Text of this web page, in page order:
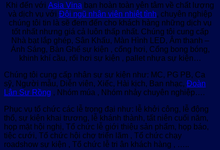
Khi đến với Asia Vina bạn hoàn toàn yên tâm về chất lượng
và dịch vụ với Đội ngũ nhân viên nhiệt tình, chuyên nghiệp
chúng tôi tin là sẽ đem đến cho khách hàng những dịch vụ
tốt nhất nhưng giá cả luôn thấp nhất. Chúng tôi cung cấp
Nhà bạt lắp ghép, Sân Khấu, Màn Hình LED, Âm thanh –
Ánh Sáng, Bàn Ghế sự kiện , cổng hơi, Cổng bong bóng,
khinh khí cầu, rối hơi sự kiện , pallet nhựa sự kiện…
Chúng tôi cung cấp nhân sự sự kiện như: MC, PG PB, Ca
sỹ, Người mẫu, Diễn viên, Xiếc, Hài kịch, Ban nhạc, Đoàn
Lân Sư Rồng , Nhóm múa , Nhóm nhảy chuyên nghiệp….
Phục vụ tổ chức các lễ trọng đại như: lễ khởi công, lễ động
thổ, sự kiện khai trương, lễ khánh thành, tất niên cuối năm,
họp mặt hội nghị, Tổ chức lễ giới thiệu sản phẩm, họp báo,
tiệc cưới, Tổ chức hội chợ triển lãm , Tổ chức chạy
roadshow sự kiện , Tổ chức lễ tri ân khách hàng , …..